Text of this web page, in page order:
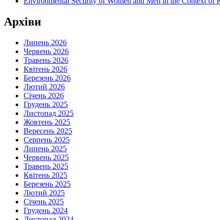
Архіви
Липень 2026
Червень 2026
Травень 2026
Квітень 2026
Березень 2026
Лютий 2026
Січень 2026
Грудень 2025
Листопад 2025
Жовтень 2025
Вересень 2025
Серпень 2025
Липень 2025
Червень 2025
Травень 2025
Квітень 2025
Березень 2025
Лютий 2025
Січень 2025
Грудень 2024